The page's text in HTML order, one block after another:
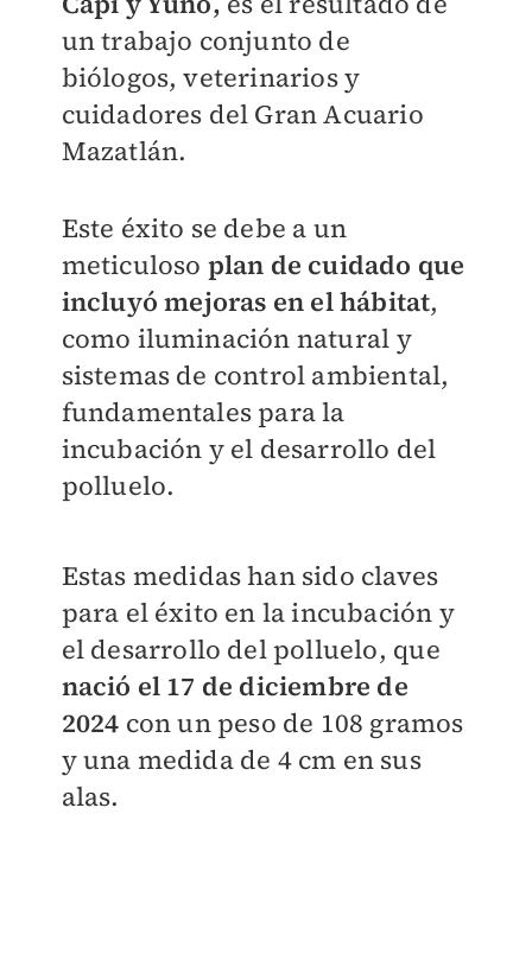
un trabajo conjunto de
biólogos, veterinarios y
cuidadores del Gran Acuario
Mazatlán.
Este éxito se debe a un
meticuloso plan de cuidado que
incluyó mejoras en el hábitat,
como iluminación natural y
sistemas de control ambiental,
fundamentales para la
incubación y el desarrollo del
polluelo.
Estas medidas han sido claves
para el éxito en la incubación y
el desarrollo del polluelo, que
nació el 17 de diciembre de
2024 con un peso de 108 gramos
y una medida de 4 cm en sus
alas.